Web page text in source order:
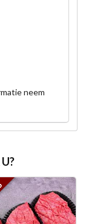
neem